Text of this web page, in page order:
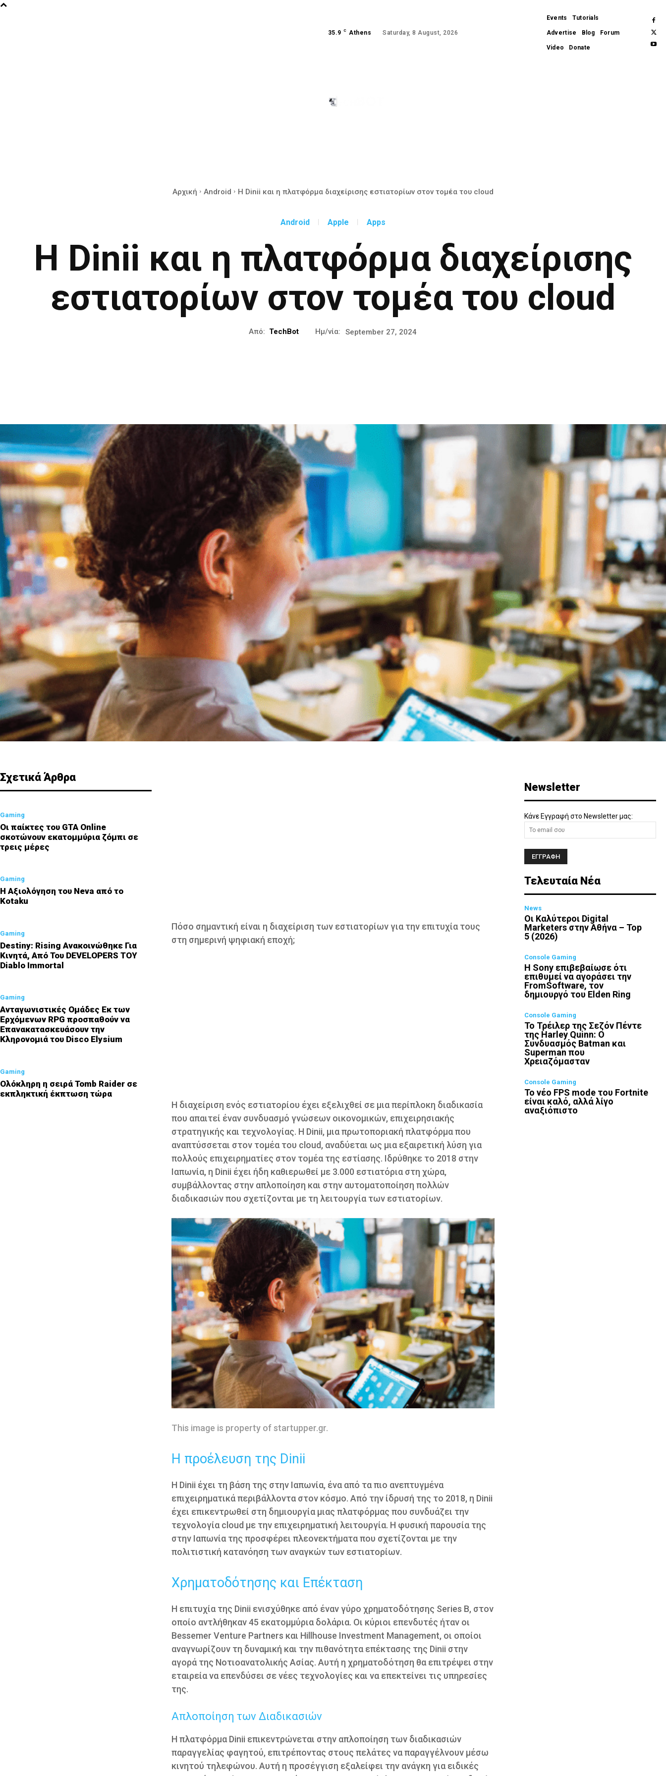
35.9 C Athens Saturday, 8 August, 2026
Events Tutorials
Advertise Blog Forum
Video Donate
Αρχική Android Η Dinii και η πλατφόρμα διαχείρισης εστιατορίων στον τομέα του cloud
Android Apple Apps
Η Dinii και η πλατφόρμα διαχείρισης
εστιατορίων στον τομέα του cloud
Από: TechBot Ημ/νία: September 27, 2024
Σχετικά Άρθρα
Gaming
Οι παίκτες του GTA Online
σκοτώνουν εκατομμύρια ζόμπι σε
τρεις μέρες
Gaming
Η Αξιολόγηση του Neva από το
Kotaku
Gaming
Destiny: Rising Ανακοινώθηκε Για
Κινητά, Από Του DEVELOPERS ΤΟΥ
Diablo Immortal
Gaming
Ανταγωνιστικές Ομάδες Εκ των
Ερχόμενων RPG προσπαθούν να
Επανακατασκευάσουν την
Κληρονομιά του Disco Elysium
Gaming
Ολόκληρη η σειρά Tomb Raider σε
εκπληκτική έκπτωση τώρα
Πόσο σημαντική είναι η διαχείριση των εστιατορίων για την επιτυχία τους
στη σημερινή ψηφιακή εποχή;
Η διαχείριση ενός εστιατορίου έχει εξελιχθεί σε μια περίπλοκη διαδικασία
που απαιτεί έναν συνδυασμό γνώσεων οικονομικών, επιχειρησιακής
στρατηγικής και τεχνολογίας. Η Dinii, μια πρωτοποριακή πλατφόρμα που
αναπτύσσεται στον τομέα του cloud, αναδύεται ως μια εξαιρετική λύση για
πολλούς επιχειρηματίες στον τομέα της εστίασης. Ιδρύθηκε το 2018 στην
Ιαπωνία, η Dinii έχει ήδη καθιερωθεί με 3.000 εστιατόρια στη χώρα,
συμβάλλοντας στην απλοποίηση και στην αυτοματοποίηση πολλών
διαδικασιών που σχετίζονται με τη λειτουργία των εστιατορίων.
This image is property of startupper.gr.
Η προέλευση της Dinii
Η Dinii έχει τη βάση της στην Ιαπωνία, ένα από τα πιο ανεπτυγμένα
επιχειρηματικά περιβάλλοντα στον κόσμο. Από την ίδρυσή της το 2018, η Dinii
έχει επικεντρωθεί στη δημιουργία μιας πλατφόρμας που συνδυάζει την
τεχνολογία cloud με την επιχειρηματική λειτουργία. Η φυσική παρουσία της
στην Ιαπωνία της προσφέρει πλεονεκτήματα που σχετίζονται με την
πολιτιστική κατανόηση των αναγκών των εστιατορίων.
Χρηματοδότησης και Επέκταση
Η επιτυχία της Dinii ενισχύθηκε από έναν γύρο χρηματοδότησης Series B, στον
οποίο αντλήθηκαν 45 εκατομμύρια δολάρια. Οι κύριοι επενδυτές ήταν οι
Bessemer Venture Partners και Hillhouse Investment Management, οι οποίοι
αναγνωρίζουν τη δυναμική και την πιθανότητα επέκτασης της Dinii στην
αγορά της Νοτιοανατολικής Ασίας. Αυτή η χρηματοδότηση θα επιτρέψει στην
εταιρεία να επενδύσει σε νέες τεχνολογίες και να επεκτείνει τις υπηρεσίες
της.
Απλοποίηση των Διαδικασιών
Η πλατφόρμα Dinii επικεντρώνεται στην απλοποίηση των διαδικασιών
παραγγελίας φαγητού, επιτρέποντας στους πελάτες να παραγγέλνουν μέσω
κινητού τηλεφώνου. Αυτή η προσέγγιση εξαλείφει την ανάγκη για ειδικές
Newsletter
Κάνε Εγγραφή στο Newsletter μας:
Τελευταία Νέα
News
Οι Καλύτεροι Digital
Marketers στην Αθήνα – Top
5 (2026)
Console Gaming
Η Sony επιβεβαίωσε ότι
επιθυμεί να αγοράσει την
FromSoftware, τον
δημιουργό του Elden Ring
Console Gaming
Το Τρέιλερ της Σεζόν Πέντε
της Harley Quinn: Ο
Συνδυασμός Batman και
Superman που
Χρειαζόμασταν
Console Gaming
Το νέο FPS mode του Fortnite
είναι καλό, αλλά λίγο
αναξιόπιστο